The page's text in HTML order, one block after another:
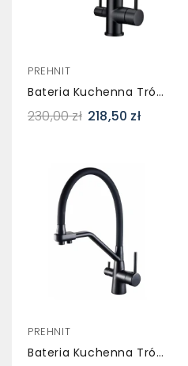
PREHNIT
Bateria Kuchenna Trójdrożna SEGRA Czarna – Do Wody Filtrowanej
230,00 zł 218,50 zł
PREHNIT
Bateria Kuchenna Trójdrożna SONGA Czarna Z Wyciąganą Wylewką